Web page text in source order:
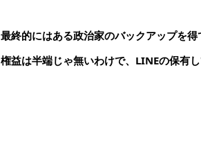
最終的にはある政治家のバックアップを
権益は半端じゃ無いわけで、LINEの保有